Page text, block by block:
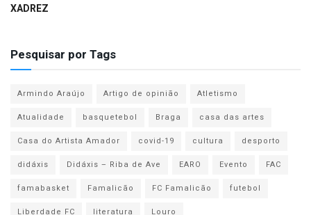
XADREZ
Pesquisar por Tags
Armindo Araújo Artigo de opinião
Atletismo
Atualidade
basquetebol Braga
casa das artes
Casa do Artista Amador
covid-19 cultura
desporto
didáxis
Didáxis – Riba de Ave EARO Evento
FAC
famabasket
Famalicão FC Famalicão
futebol
Liberdade FC
literatura
Louro